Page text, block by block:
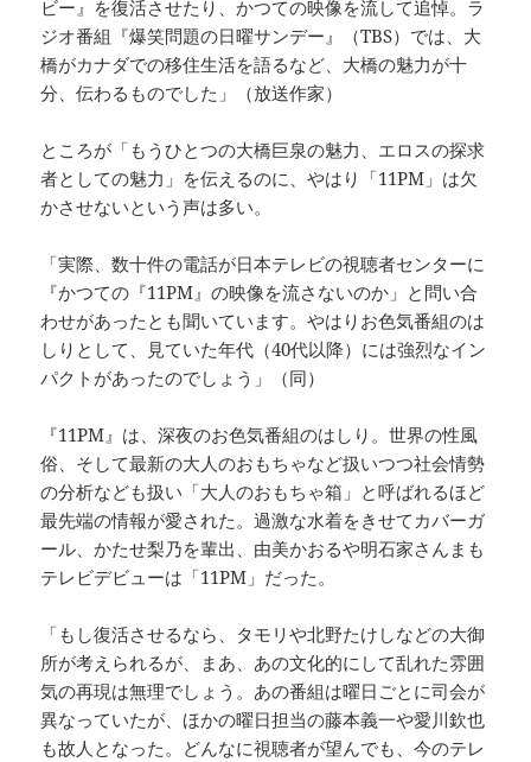
ビー』を復活させたり、かつての映像を流して追悼。ラ
ジオ番組『爆笑問題の日曜サンデー』（TBS）では、大
橋がカナダでの移住生活を語るなど、大橋の魅力が十
分、伝わるものでした」（放送作家）
ところが「もうひとつの大橋巨泉の魅力、エロスの探求
者としての魅力」を伝えるのに、やはり「11PM」は欠
かさせないという声は多い。
「実際、数十件の電話が日本テレビの視聴者センターに
『かつての『11PM』の映像を流さないのか」と問い合
わせがあったとも聞いています。やはりお色気番組のは
しりとして、見ていた年代（40代以降）には強烈なイン
パクトがあったのでしょう」（同）
『11PM』は、深夜のお色気番組のはしり。世界の性風
俗、そして最新の大人のおもちゃなど扱いつつ社会情勢
の分析なども扱い「大人のおもちゃ箱」と呼ばれるほど
最先端の情報が愛された。過激な水着をきせてカバーガ
ール、かたせ梨乃を輩出、由美かおるや明石家さんまも
テレビデビューは「11PM」だった。
「もし復活させるなら、タモリや北野たけしなどの大御
所が考えられるが、まあ、あの文化的にして乱れた雰囲
気の再現は無理でしょう。あの番組は曜日ごとに司会が
異なっていたが、ほかの曜日担当の藤本義一や愛川欽也
も故人となった。どんなに視聴者が望んでも、今のテレ